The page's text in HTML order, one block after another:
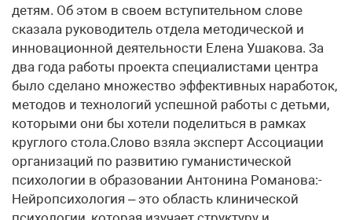
детям. Об этом в своем вступительном слове
сказала руководитель отдела методической и
инновационной деятельности Елена Ушакова. За
два года работы проекта специалистами центра
было сделано множество эффективных наработок,
методов и технологий успешной работы с детьми,
которыми они бы хотели поделиться в рамках
круглого стола.Слово взяла эксперт Ассоциации
организаций по развитию гуманистической
психологии в образовании Антонина Романова:-
Нейропсихология – это область клинической